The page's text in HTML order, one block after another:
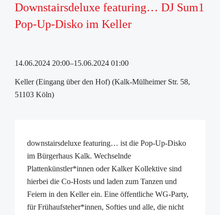
Downstairsdeluxe featuring… DJ Sum1
Pop-Up-Disko im Keller
14.06.2024 20:00–15.06.2024 01:00
Keller (Eingang über den Hof) (Kalk-Mülheimer Str. 58,
51103 Köln)
downstairsdeluxe featuring… ist die Pop-Up-Disko
im Bürgerhaus Kalk. Wechselnde
Plattenkünstler*innen oder Kalker Kollektive sind
hierbei die Co-Hosts und laden zum Tanzen und
Feiern in den Keller ein. Eine öffentliche WG-Party,
für Frühaufsteher*innen, Softies und alle, die nicht